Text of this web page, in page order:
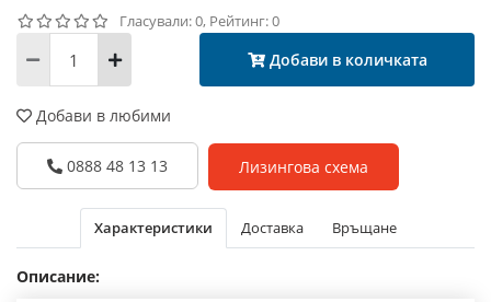
Гласували: 0, Рейтинг: 0
Добави в количката
Добави в любими
0888 48 13 13 Лизингова схема
Характеристики Доставка Връщане
Описание: